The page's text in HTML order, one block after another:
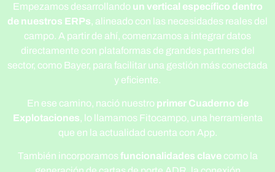
Empezamos desarrollando un vertical específico dentro
de nuestros ERPs, alineado con las necesidades reales del
campo. A partir de ahí, comenzamos a integrar datos
directamente con plataformas de grandes partners del
sector, como Bayer, para facilitar una gestión más conectada
y eficiente.
En ese camino, nació nuestro primer Cuaderno de
Explotaciones, lo llamamos Fitocampo, una herramienta
que en la actualidad cuenta con App.
También incorporamosfuncionalidades clavecomo la